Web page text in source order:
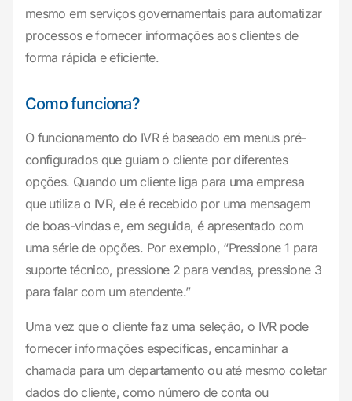
mesmo em serviços governamentais para automatizar
processos e fornecer informações aos clientes de
forma rápida e eficiente.
Como funciona?
O funcionamento do IVR é baseado em menus pré-
configurados que guiam o cliente por diferentes
opções. Quando um cliente liga para uma empresa
que utiliza o IVR, ele é recebido por uma mensagem
de boas-vindas e, em seguida, é apresentado com
uma série de opções. Por exemplo, “Pressione 1 para
suporte técnico, pressione 2 para vendas, pressione 3
para falar com um atendente.”
Uma vez que o cliente faz uma seleção, o IVR pode
fornecer informações específicas, encaminhar a
chamada para um departamento ou até mesmo coletar
dados do cliente, como número de conta ou